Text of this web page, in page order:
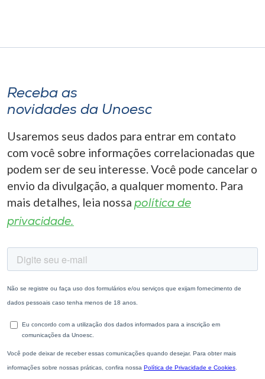
Receba as
novidades da Unoesc
Usaremos seus dados para entrar em contato
com você sobre informações correlacionadas que
podem ser de seu interesse. Você pode cancelar o
envio da divulgação, a qualquer momento. Para
mais detalhes, leia nossa política de
privacidade.